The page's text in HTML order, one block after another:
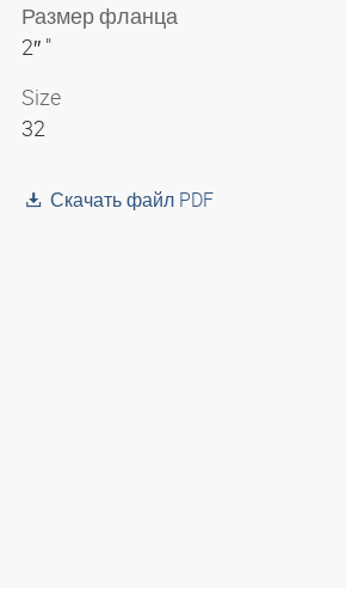
Размер фланца
2″ "
Size
32
Скачать файл PDF